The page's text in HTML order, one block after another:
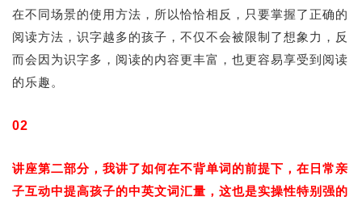
在不同场景的使用方法，所以恰恰相反，只要掌握了正确的
阅读方法，识字越多的孩子，不仅不会被限制了想象力，反
而会因为识字多，阅读的内容更丰富，也更容易享受到阅读
的乐趣。
02
讲座第二部分，我讲了如何在不背单词的前提下，在日常亲
子互动中提高孩子的中英文词汇量，这也是实操性特别强的